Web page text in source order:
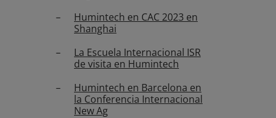
Humintech en CAC 2023 en
Shanghai
La Escuela Internacional ISR
de visita en Humintech
Humintech en Barcelona en
la Conferencia Internacional
New Ag